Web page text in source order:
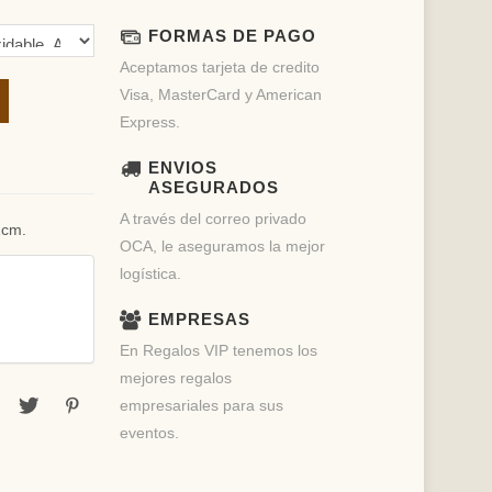
FORMAS DE PAGO
Aceptamos tarjeta de credito
Visa, MasterCard y American
Express.
ENVIOS
ASEGURADOS
A través del correo privado
OCA, le aseguramos la mejor
logística.
EMPRESAS
En Regalos VIP tenemos los
mejores regalos
empresariales para sus
eventos.